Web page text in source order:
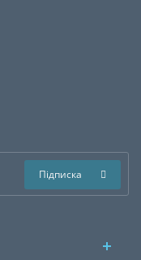
Підписка